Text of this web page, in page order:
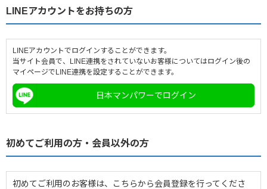
LINEアカウントをお持ちの方
LINEアカウントでログインすることができます。
当サイト会員で、LINE連携をされていないお客様についてはログイン後の
マイページでLINE連携を設定することができます。
日本マンパワーでログイン
初めてご利用の方・会員以外の方
初めてご利用のお客様は、こちらから会員登録を行ってくださ